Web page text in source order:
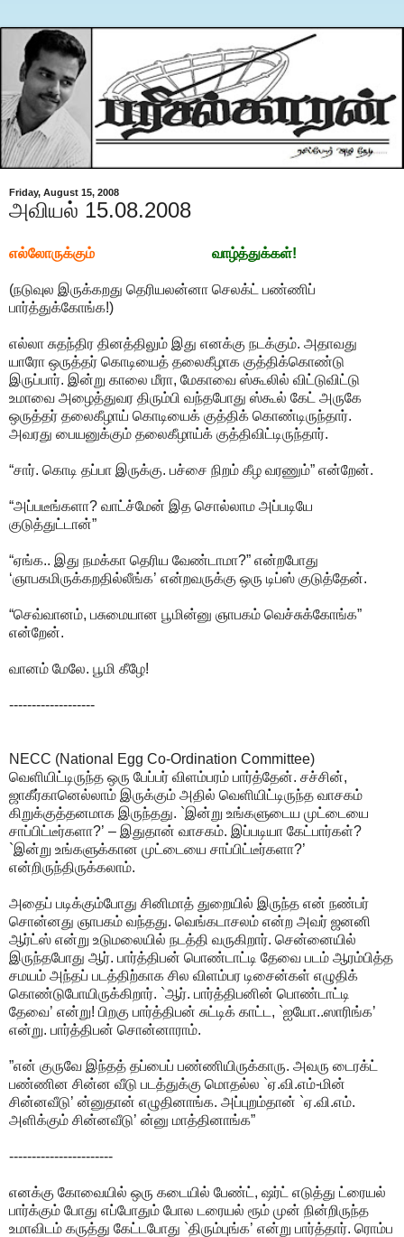
Friday, August 15, 2008
அவியல் 15.08.2008
எல்லோருக்கும் வாழ்த்துக்கள்!
(நடுவுல இருக்கறது தெரியலன்னா செலக்ட் பண்ணிப்
பார்த்துக்கோங்க!)
எல்லா சுதந்திர தினத்திலும் இது எனக்கு நடக்கும். அதாவது
யாரோ ஒருத்தர் கொடியைத் தலைகீழாக குத்திக்கொண்டு
இருப்பார். இன்று காலை மீரா, மேகாவை ஸ்கூலில் விட்டுவிட்டு
உமாவை அழைத்துவர திரும்பி வந்தபோது ஸ்கூல் கேட் அருகே
ஒருத்தர் தலைகீழாய் கொடியைக் குத்திக் கொண்டிருந்தார்.
அவரது பையனுக்கும் தலைகீழாய்க் குத்திவிட்டிருந்தார்.
“சார். கொடி தப்பா இருக்கு. பச்சை நிறம் கீழ வரணும்” என்றேன்.
“அப்படீங்களா? வாட்ச்மேன் இத சொல்லாம அப்படியே
குடுத்துட்டான்”
“ஏங்க.. இது நமக்கா தெரிய வேண்டாமா?” என்றபோது
‘ஞாபகமிருக்கறதில்லீங்க’ என்றவருக்கு ஒரு டிப்ஸ் குடுத்தேன்.
“செவ்வானம், பசுமையான பூமின்னு ஞாபகம் வெச்சுக்கோங்க”
என்றேன்.
வானம் மேலே. பூமி கீழே!
-------------------
NECC (National Egg Co-Ordination Committee)
வெளியிட்டிருந்த ஒரு பேப்பர் விளம்பரம் பார்த்தேன். சச்சின்,
ஜாகீர்கானெல்லாம் இருக்கும் அதில் வெளியிட்டிருந்த வாசகம்
கிறுக்குத்தனமாக இருந்தது. `இன்று உங்களுடைய முட்டையை
சாப்பிட்டீர்களா?’ – இதுதான் வாசகம். இப்படியா கேட்பார்கள்?
`இன்று உங்களுக்கான முட்டையை சாப்பிட்டீர்களா?’
என்றிருந்திருக்கலாம்.
அதைப் படிக்கும்போது சினிமாத் துறையில் இருந்த என் நண்பர்
சொன்னது ஞாபகம் வந்தது. வெங்கடாசலம் என்ற அவர் ஜனனி
ஆர்ட்ஸ் என்று உடுமலையில் நடத்தி வருகிறார். சென்னையில்
இருந்தபோது ஆர். பார்த்திபன் பொண்டாட்டி தேவை படம் ஆரம்பித்த
சமயம் அந்தப் படத்திற்காக சில விளம்பர டிசைன்கள் எழுதிக்
கொண்டுபோயிருக்கிறார். `ஆர். பார்த்திபனின் பொண்டாட்டி
தேவை’ என்று! பிறகு பார்த்திபன் சுட்டிக் காட்ட, `ஐயோ..ஸாரிங்க’
என்று. பார்த்திபன் சொன்னாராம்.
”என் குருவே இந்தத் தப்பைப் பண்ணியிருக்காரு. அவரு டைரக்ட்
பண்ணின சின்ன வீடு படத்துக்கு மொதல்ல `ஏ.வி.எம்-மின்
சின்னவீடு’ ன்னுதான் எழுதினாங்க. அப்புறம்தான் `ஏ.வி.எம்.
அளிக்கும் சின்னவீடு’ ன்னு மாத்தினாங்க”
-----------------------
எனக்கு கோவையில் ஒரு கடையில் பேண்ட், ஷர்ட் எடுத்து ட்ரையல்
பார்க்கும் போது எப்போதும் போல டரையல் ரூம் முன் நின்றிருந்த
உமாவிடம் கருத்து கேட்டபோது `திரும்புங்க’ என்று பார்த்தார். ரொம்ப